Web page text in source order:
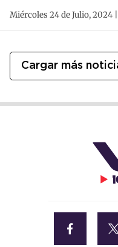
Miércoles 24 de Julio, 2024 |
Cargar más